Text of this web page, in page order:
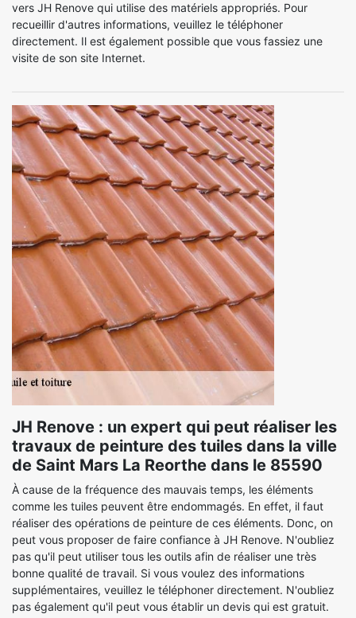
vers JH Renove qui utilise des matériels appropriés. Pour
recueillir d'autres informations, veuillez le téléphoner
directement. Il est également possible que vous fassiez une
visite de son site Internet.
JH Renove : un expert qui peut réaliser les
travaux de peinture des tuiles dans la ville
de Saint Mars La Reorthe dans le 85590
À cause de la fréquence des mauvais temps, les éléments
comme les tuiles peuvent être endommagés. En effet, il faut
réaliser des opérations de peinture de ces éléments. Donc, on
peut vous proposer de faire confiance à JH Renove. N'oubliez
pas qu'il peut utiliser tous les outils afin de réaliser une très
bonne qualité de travail. Si vous voulez des informations
supplémentaires, veuillez le téléphoner directement. N'oubliez
pas également qu'il peut vous établir un devis qui est gratuit.